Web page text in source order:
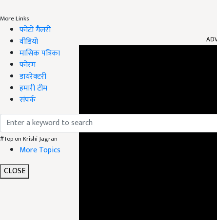
More Links
फोटो गैलरी
वीडियो
मासिक पत्रिका
फोरम
डायरेक्टरी
हमारी टीम
संपर्क
#Top on Krishi Jagran
More Topics
CLOSE